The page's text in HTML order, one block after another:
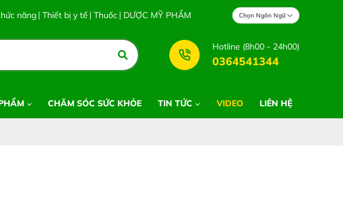
Thái Sơn
năng Thiết bị y tế Thuốc DƯỢC MỸ PHẨM Chọn Ngôn Ngữ
Hotline (8h00 - 24h00)
0364541344
CHĂM SÓC SỨC KHỎE TIN TỨC VIDEO LIÊN HỆ